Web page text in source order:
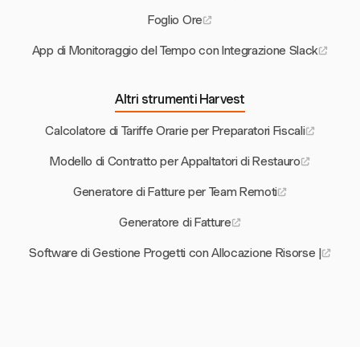
Foglio Ore
App di Monitoraggio del Tempo con Integrazione Slack
Altri strumenti Harvest
Calcolatore di Tariffe Orarie per Preparatori Fiscali
Modello di Contratto per Appaltatori di Restauro
Generatore di Fatture per Team Remoti
Generatore di Fatture
Software di Gestione Progetti con Allocazione Risorse |